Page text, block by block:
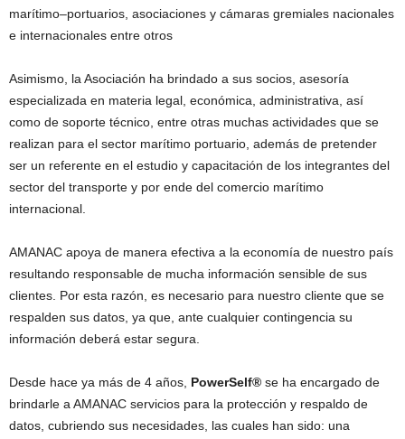
marítimo–portuarios, asociaciones y cámaras gremiales nacionales
e internacionales entre otros
Asimismo, la Asociación ha brindado a sus socios, asesoría
especializada en materia legal, económica, administrativa, así
como de soporte técnico, entre otras muchas actividades que se
realizan para el sector marítimo portuario, además de pretender
ser un referente en el estudio y capacitación de los integrantes del
sector del transporte y por ende del comercio marítimo
internacional.
AMANAC apoya de manera efectiva a la economía de nuestro país
resultando responsable de mucha información sensible de sus
clientes. Por esta razón, es necesario para nuestro cliente que se
respalden sus datos, ya que, ante cualquier contingencia su
información deberá estar segura.
Desde hace ya más de 4 años, PowerSelf® se ha encargado de
brindarle a AMANAC servicios para la protección y respaldo de
datos, cubriendo sus necesidades, las cuales han sido: una